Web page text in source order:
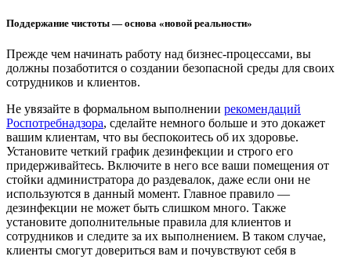
Поддержание чистоты — основа «новой реальности»
Прежде чем начинать работу над бизнес-процессами, вы
должны позаботится о создании безопасной среды для своих
сотрудников и клиентов.
Не увязайте в формальном выполнении рекомендаций
Роспотребнадзора, сделайте немного больше и это докажет
вашим клиентам, что вы беспокоитесь об их здоровье.
Установите четкий график дезинфекции и строго его
придерживайтесь. Включите в него все ваши помещения от
стойки администратора до раздевалок, даже если они не
используются в данный момент. Главное правило —
дезинфекции не может быть слишком много. Также
установите дополнительные правила для клиентов и
сотрудников и следите за их выполнением. В таком случае,
клиенты смогут довериться вам и почувствуют себя в